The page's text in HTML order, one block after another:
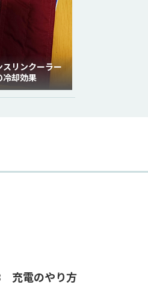
リンクーラー
冷却効果
充電のやり方